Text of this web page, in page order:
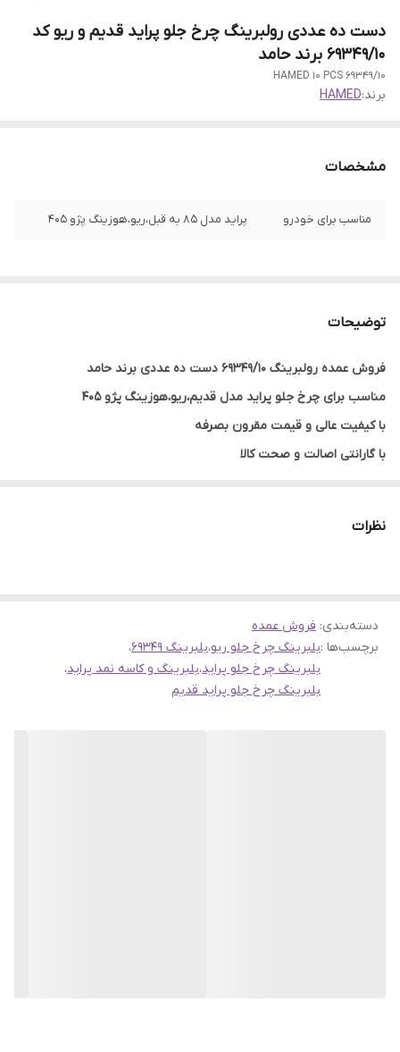
دست ده عددی رولبرینگ چرخ جلو پراید قدیم و ریو کد
69349/10 برند حامد
69349/10 HAMED 10 PCS
برند:HAMED
مشخصات
مناسب برای خودرو پراید مدل 85 به قبل،ریو،هوزینگ پژو 405
توضیحات
فروش عمده رولبرینگ 69349/10 دست ده عددی برند حامد
مناسب برای چرخ جلو پراید مدل قدیم،ریو،هوزینگ پژو 405
با کیفیت عالی و قیمت مقرون بصرفه
با گارانتی اصالت و صحت کالا
نظرات
دسته‌بندی: فروش عمده
برچسب‌ها :بلبرینگ چرخ جلو ریو،بلبرینگ 69349
،
بلبرینگ چرخ جلو پراید،بلبرینگ و کاسه نمد پراید،
بلبرینگ چرخ جلو پراید قدیم